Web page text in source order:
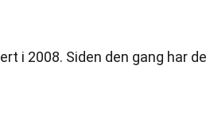
i 2008. Siden den gang har